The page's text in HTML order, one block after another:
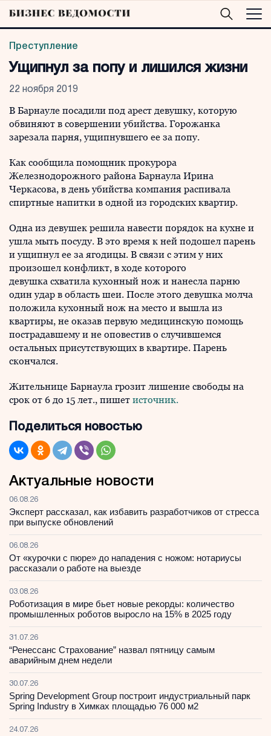
Преступление
Ущипнул за попу и лишился жизни
22 ноября 2019
В Барнауле посадили под арест девушку, которую
обвиняют в совершении убийства. Горожанка
зарезала парня, ущипнувшего ее за попу.
Как сообщила помощник прокурора
Железнодорожного района Барнаула Ирина
Черкасова, в день убийства компания распивала
спиртные напитки в одной из городских квартир.
Одна из девушек решила навести порядок на кухне и
ушла мыть посуду. В это время к ней подошел парень
и ущипнул ее за ягодицы. В связи с этим у них
произошел конфликт, в ходе которого
девушка схватила кухонный нож и нанесла парню
один удар в область шеи. После этого девушка молча
положила кухонный нож на место и вышла из
квартиры, не оказав первую медицинскую помощь
пострадавшему и не оповестив о случившемся
остальных присутствующих в квартире. Парень
скончался.
Жительнице Барнаула грозит лишение свободы на
срок от 6 до 15 лет., пишет источник.
Поделиться новостью
Актуальные новости
06.08.26
Эксперт рассказал, как избавить разработчиков от стресса
при выпуске обновлений
06.08.26
От «курочки с пюре» до нападения с ножом: нотариусы
рассказали о работе на выезде
03.08.26
Роботизация в мире бьет новые рекорды: количество
промышленных роботов выросло на 15% в 2025 году
31.07.26
“Ренессанс Страхование” назвал пятницу самым
аварийным днем недели
30.07.26
Spring Development Group построит индустриальный парк
Spring Industry в Химках площадью 76 000 м2
24.07.26